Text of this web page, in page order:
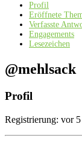
Profil
Eröffnete
Verfasste
Engagements
Lesezeichen
@mehlsack
Profil
Registrierung: vor